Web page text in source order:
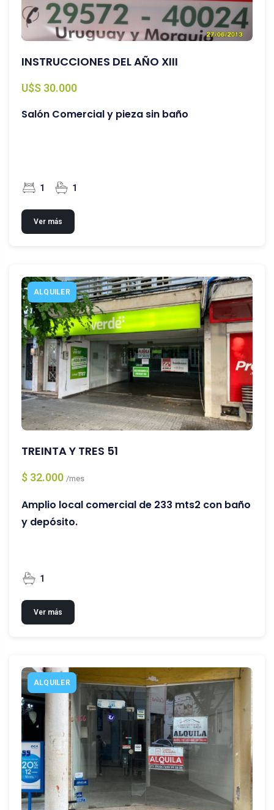
INSTRUCCIONES DEL AÑO XIII
U$S 30.000
Salón Comercial y pieza sin baño
1 1
Ver más
ALQUILER
TREINTA Y TRES 51
$ 32.000 /mes
Amplio local comercial de 233 mts2 con baño
y depósito.
1
Ver más
ALQUILER